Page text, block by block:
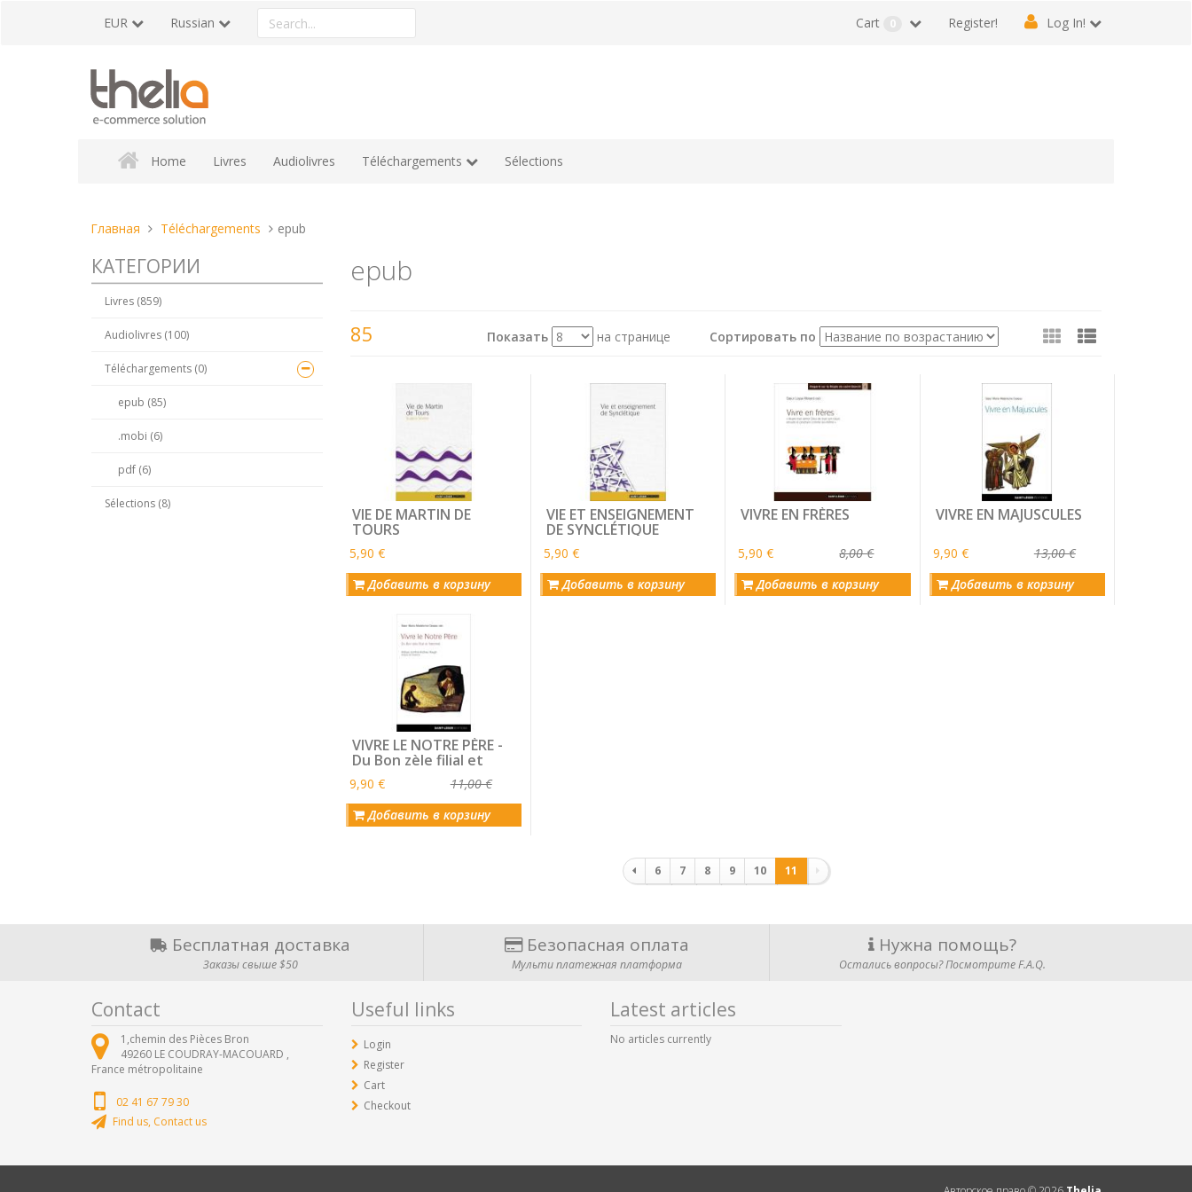
EUR Russian
Search
a
Register! Log In!
Cart 0
Home Livres Audiolivres Téléchargements Sélections
Вы
здесь:
Главная Téléchargements epub
epub
85 Показать на странице Сортировать по Посмотреть
VIE DE MARTIN DE
TOURS
5,90 €
Добавить в корзину
VIE ET ENSEIGNEMENT
DE SYNCLÉTIQUE
5,90 €
Добавить в корзину
VIVRE EN FRÈRES
5,90 €
8,00 €
Добавить в корзину
VIVRE EN MAJUSCULES
9,90 €
13,00 €
Добавить в корзину
VIVRE LE NOTRE PÈRE -
Du Bon zèle filial et
fraternel
9,90 €
11,00 €
Добавить в корзину
Нумерация
6 7 8 9 10 11
КАТЕГОРИИ
Livres (859)
Audiolivres (100)
Téléchargements (0)
epub (85)
.mobi (6)
pdf (6)
Sélections (8)
Бесплатная доставка
Заказы свыше $50
Безопасная оплата
Мульти платежная платформа
Нужна помощь?
Остались вопросы? Посмотрите F.A.Q.
Contact
1,chemin des Pièces Bron
49260 LE COUDRAY-MACOUARD ,
France métropolitaine
02 41 67 79 30
Find us, Contact us
Useful links
Login
Register
Cart
Checkout
Latest articles
No articles currently